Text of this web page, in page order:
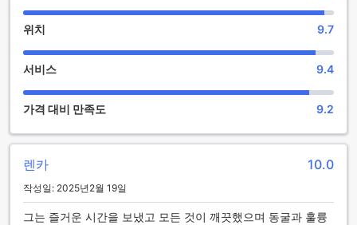
편리한 주차시설 및 무료 주차장으로 편안한 숙박을 즐기세요!
꽁로 에코 로지는 편리한 주차시설을 제공하여 고객들에게 편
있으며, 무료 주차장을 이용할 수 있습니다. 고객들은 자신의 차
를 안전하게 주차할 수 있으며, 추가 비용 없이 편안한 숙박을
즐길 수 있습니다. 꽁로 에코 로지는 고객들의 편의를 최우선으
욱 즐거운 경험으로 만들어 드립니다.
레스토랑
위치 9.7
서비스 9.4
가격 대비 만족도 9.2
렌카 10.0
작성일: 2025년2월 19일
그는 즐거운 시간을 보냈고 모든 것이 깨끗했으며 동굴과 훌륭